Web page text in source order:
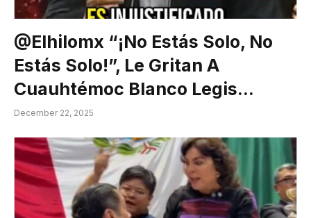
@elhilomx “¡No Estás Solo, No
Estás Solo!”, Le Gritan A
Cuauhtémoc Blanco Legis…
December 22, 2025